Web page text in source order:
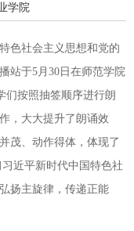
学院
色社会主义思想和党的
站于5月30日在师范学院
们按照抽签顺序进行朗
，大大提升了朗诵效
茂、动作得体，体现了
近平新时代中国特色社
扬主旋律，传递正能